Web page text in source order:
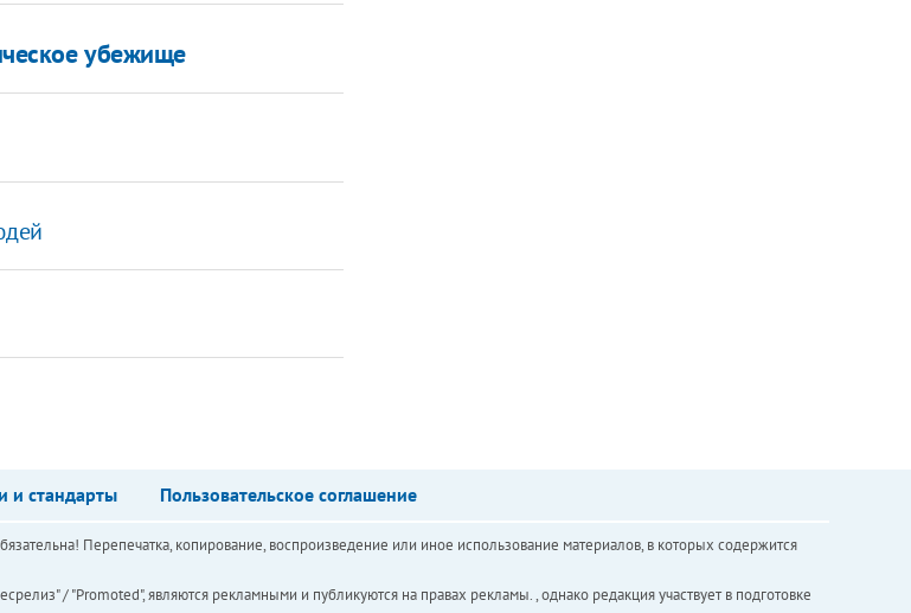
убежище
и стандарты Пользовательское соглашение
Перепечатка, копирование, воспроизведение или иное использование материалов, в которых содержится
/ "Promoted", являются рекламными и публикуются на правах рекламы. , однако редакция участвует в подготовке